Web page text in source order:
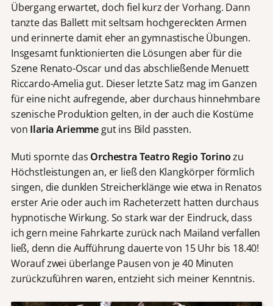
Übergang erwartet, doch fiel kurz der Vorhang. Dann
tanzte das Ballett mit seltsam hochgereckten Armen
und erinnerte damit eher an gymnastische Übungen.
Insgesamt funktionierten die Lösungen aber für die
Szene Renato-Oscar und das abschließende Menuett
Riccardo-Amelia gut. Dieser letzte Satz mag im Ganzen
für eine nicht aufregende, aber durchaus hinnehmbare
szenische Produktion gelten, in der auch die Kostüme
von Ilaria Ariemme gut ins Bild passten.
Muti spornte das Orchestra Teatro Regio Torinozu
Höchstleistungen an, er ließ den Klangkörper förmlich
singen, die dunklen Streicherklänge wie etwa in Renatos
erster Arie oder auch im Racheterzett hatten durchaus
hypnotische Wirkung. So stark war der Eindruck, dass
ich gern meine Fahrkarte zurück nach Mailand verfallen
ließ, denn die Aufführung dauerte von 15 Uhr bis 18.40!
Worauf zwei überlange Pausen von je 40 Minuten
zurückzuführen waren, entzieht sich meiner Kenntnis.